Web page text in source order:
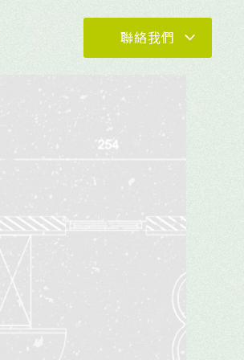
聯絡我們
04-23273030
04-23273030 #880